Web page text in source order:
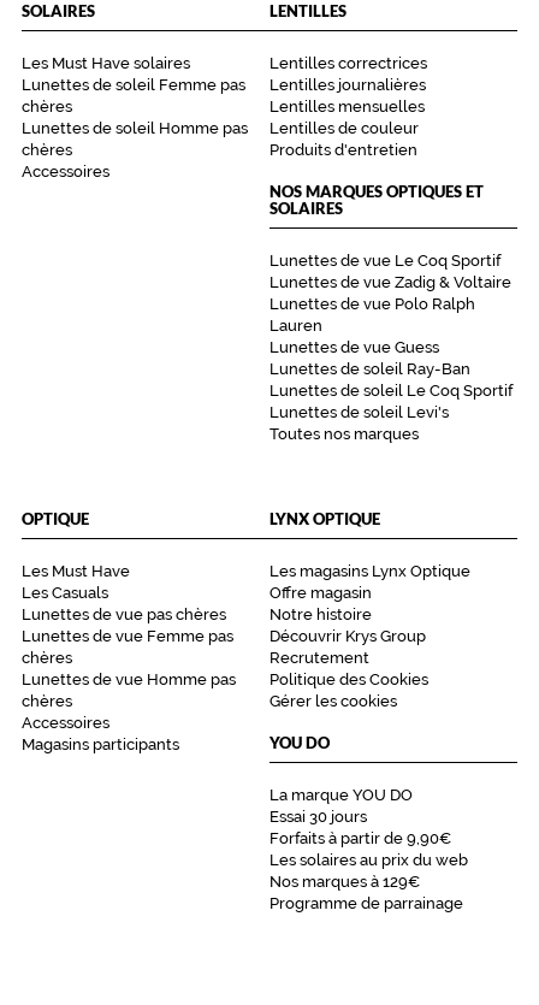
SOLAIRES
Les Must Have solaires
Lunettes de soleil Femme pas
chères
Lunettes de soleil Homme pas
chères
Accessoires
LENTILLES
Lentilles correctrices
Lentilles journalières
Lentilles mensuelles
Lentilles de couleur
Produits d'entretien
NOS MARQUES OPTIQUES ET
SOLAIRES
Lunettes de vue Le Coq Sportif
Lunettes de vue Zadig & Voltaire
Lunettes de vue Polo Ralph
Lauren
Lunettes de vue Guess
Lunettes de soleil Ray-Ban
Lunettes de soleil Le Coq Sportif
Lunettes de soleil Levi's
Toutes nos marques
OPTIQUE
Les Must Have
Les Casuals
Lunettes de vue pas chères
Lunettes de vue Femme pas
chères
Lunettes de vue Homme pas
chères
Accessoires
Magasins participants
LYNX OPTIQUE
Les magasins Lynx Optique
Offre magasin
Notre histoire
Découvrir Krys Group
Recrutement
Politique des Cookies
Gérer les cookies
YOU DO
La marque YOU DO
Essai 30 jours
Forfaits à partir de 9,90€
Les solaires au prix du web
Nos marques à 129€
Programme de parrainage